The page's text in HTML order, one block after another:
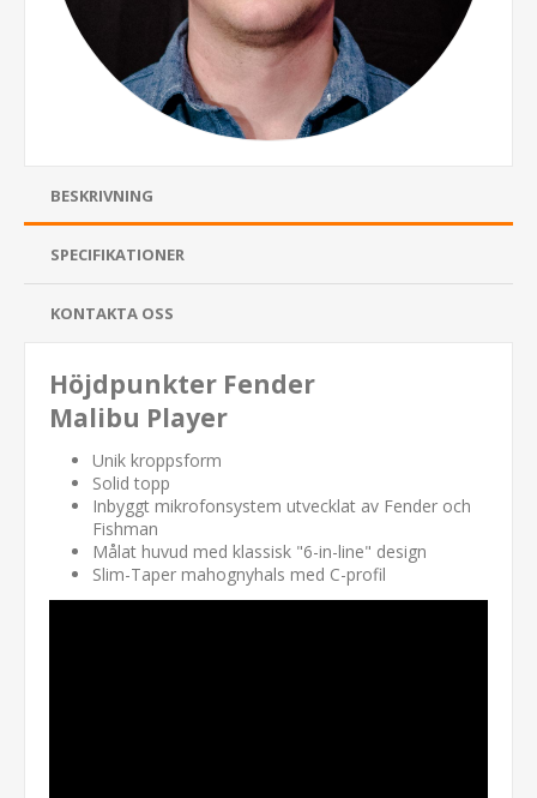
BESKRIVNING
SPECIFIKATIONER
KONTAKTA OSS
Höjdpunkter Fender
Malibu Player
Unik kroppsform
Solid topp
Inbyggt mikrofonsystem utvecklat av Fender och
Fishman
Målat huvud med klassisk "6-in-line" design
Slim-Taper mahognyhals med C-profil